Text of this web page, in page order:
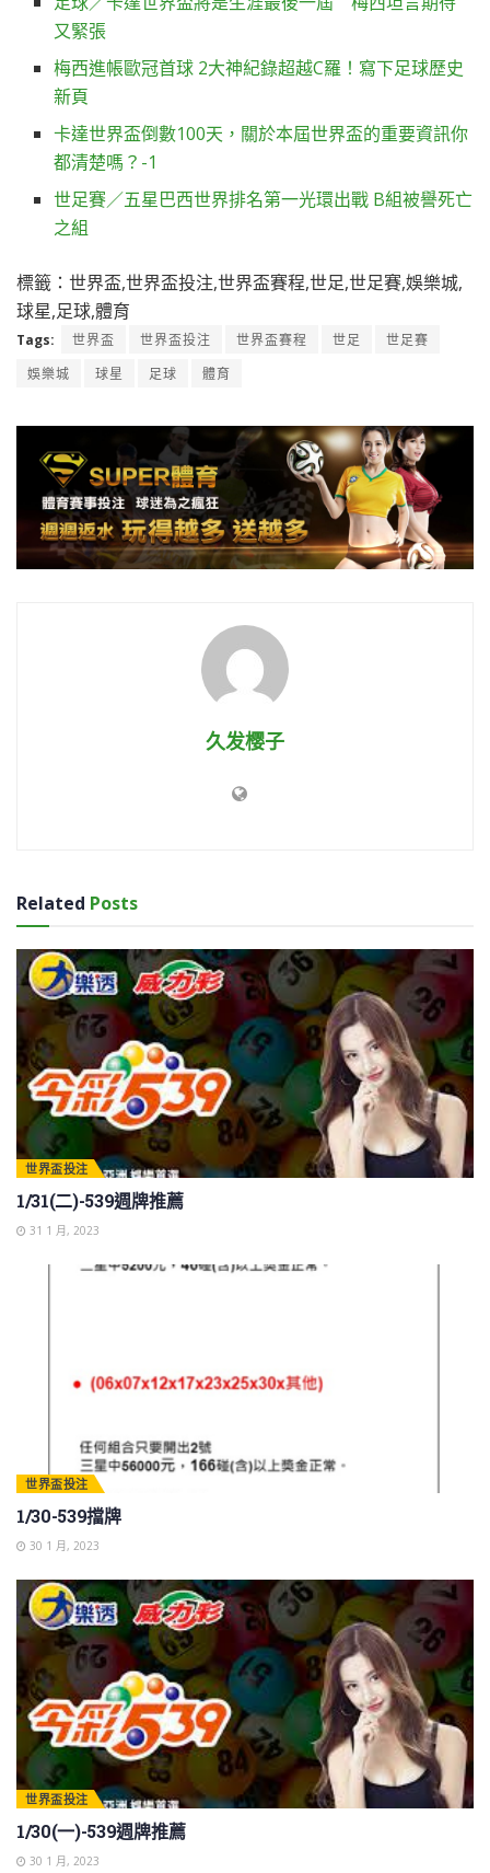
又緊張
梅西進帳歐冠首球 2大神紀錄超越C羅！寫下足球歷史
新頁
卡達世界盃倒數100天，關於本屆世界盃的重要資訊你
都清楚嗎？-1
世足賽／五星巴西世界排名第一光環出戰 B組被譽死亡
之組
標籤：世界盃,世界盃投注,世界盃賽程,世足,世足賽,娛樂城,
球星,足球,體育
Tags: 世界盃 世界盃投注 世界盃賽程 世足
世足賽
娛樂城
球星 足球 體育
久发樱子
Related Posts
世界盃投注
1/31(二)-539週牌推薦
31 1 月, 2023
世界盃投注
1/30-539擋牌
30 1 月, 2023
世界盃投注
1/30(一)-539週牌推薦
30 1 月, 2023